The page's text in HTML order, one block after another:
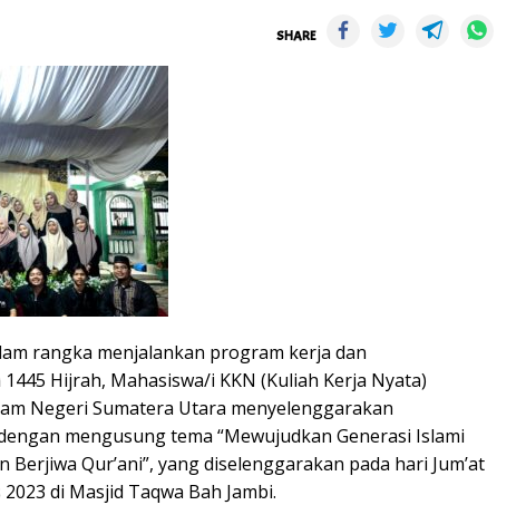
SHARE
rangka menjalankan program kerja dan
Hijrah, Mahasiswa/i KKN (Kuliah Kerja Nyata)
Negeri Sumatera Utara menyelenggarakan
mengusung tema “Mewujudkan Generasi Islami
Qur’ani”, yang diselenggarakan pada hari Jum’at
di Masjid Taqwa Bah Jambi.